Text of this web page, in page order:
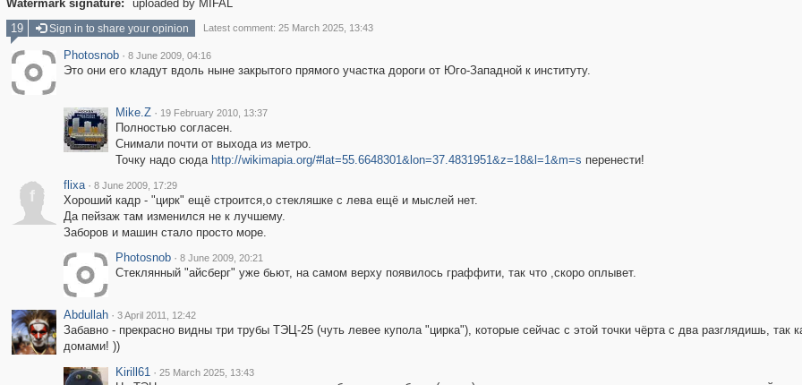
Watermark signature:
uploaded by MIFAL
19 Sign in to share your opinion Latest comment: 25 March 2025, 13:43
Photosnob · 8 June 2009, 04:16
Это они его кладут вдоль ныне закрытого прямого участка дороги от Юго-Западной к институту.
Mike.Z · 19 February 2010, 13:37
Полностью согласен.
Снимали почти от выхода из метро.
Точку надо сюда http://wikimapia.org/#lat=55.6648301&lon=37.4831951&z=18&l=1&m=s перенести!
f
flixa · 8 June 2009, 17:29
Хороший кадр - "цирк" ещё строится,о стекляшке с лева ещё и мыслей нет.
Да пейзаж там изменился не к лучшему.
Заборов и машин стало просто море.
Photosnob · 8 June 2009, 20:21
Стеклянный "айсберг" уже бьют, на самом верху появилось граффити, так что ,скоро оплывет.
Abdullah · 3 April 2011, 12:42
Забавно - прекрасно видны три трубы ТЭЦ-25 (чуть левее купола "цирка"), которые сейчас с этой точки чёрта с два разглядишь, так
домами! ))
Kirill61 · 25 March 2025, 13:43